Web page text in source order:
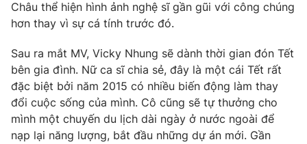
THỜI BÁO VTV
Theo dõi báo trên
Châu thể hiện hình ảnh nghệ sĩ gần gũi với công chúng
hơn thay vì sự cá tính trước đó.
Sau ra mắt MV, Vicky Nhung sẽ dành thời gian đón Tết
bên gia đình. Nữ ca sĩ chia sẻ, đây là một cái Tết rất
đặc biệt bởi năm 2015 có nhiều biến động làm thay
đổi cuộc sống của mình. Cô cũng sẽ tự thưởng cho
mình một chuyến du lịch dài ngày ở nước ngoài để
nạp lại năng lượng, bắt đầu những dự án mới. Gần